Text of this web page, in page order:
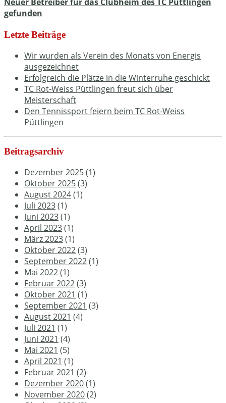
gefunden
Letzte Beiträge
Wir wurden als Verein des Monats von Energis
ausgezeichnet
Erfolgreich die Plätze in die Winterruhe geschickt
TC Rot-Weiss Püttlingen freut sich über
Meisterschaft
Den Tennissport feiern beim TC Rot-Weiss
Püttlingen
Beitragsarchiv
Dezember 2025(1)
Oktober 2025(3)
August 2024(1)
Juli 2023(1)
Juni 2023(1)
April 2023(1)
März 2023(1)
Oktober 2022(3)
September 2022(1)
Mai 2022(1)
Februar 2022(3)
Oktober 2021 (1)
September 2021 (3)
August 2021 (4)
Juli 2021 (1)
Juni 2021 (4)
Mai 2021 (5)
April 2021 (1)
Februar 2021 (2)
Dezember 2020(1)
November 2020(2)